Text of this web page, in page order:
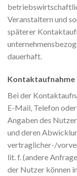
Veranstaltern und
späterer
dauerhaft.
Kontaktaufnahme
Bei der
E-Mail, Telefon
Angaben des
und deren
vertraglicher-/
lit. f. (andere
der Nutzer können